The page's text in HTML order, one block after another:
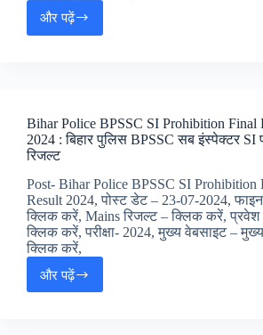
और पढ़ेंITBP
Constable
:
इंडो
बॉर्डर
पुलिस
कांस्टेबल
पोइनीयर
जॉब्स
Bihar Police BPSSC SI Prohibition Final
2024 : बिहार पुलिस BPSSC सब इंस्पेक्टर SI
रिजल्ट
Post- Bihar Police BPSSC SI Prohibition
Result 2024, पोस्ट डेट – 23-07-2024,
क्लिक करें, Mains रिजल्ट – क्लिक करें, प्रवेश
क्लिक करें, परीक्षा- 2024, मुख्य वेबसाइट –
क्लिक करें,
और पढ़ेंBihar